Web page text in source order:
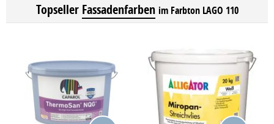
Topseller Fassadenfarben im Farbton LAGO 110